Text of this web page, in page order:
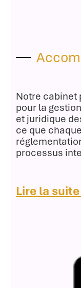
Notre cabinet
pour la
et juridique
ce que
processus
Lire la suite